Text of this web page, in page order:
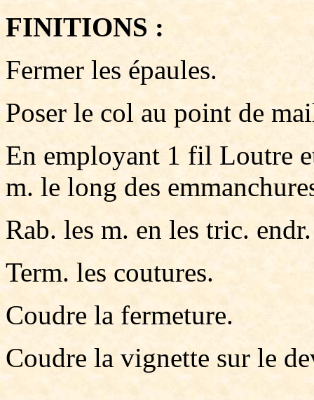
FINITIONS :
Fermer les épaules.
Poser le col au point de
En employant 1 fil Loutre
m. le long des
Rab. les m. en les tric.
Term. les coutures.
Coudre la fermeture.
Coudre la vignette sur le